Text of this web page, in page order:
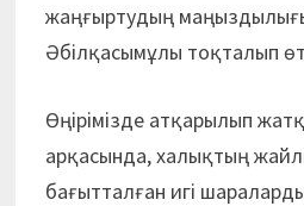
жаңғыртудың
Әбілқасымұлы тоқталып
Өңірімізде атқарылып
арқасында, халықтың
бағытталған игі